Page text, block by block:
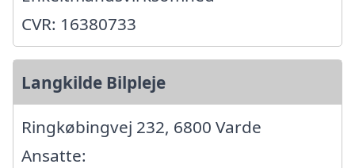
CVR: 16380733
Langkilde Bilpleje
Ringkøbingvej 232, 6800 Varde
Ansatte: